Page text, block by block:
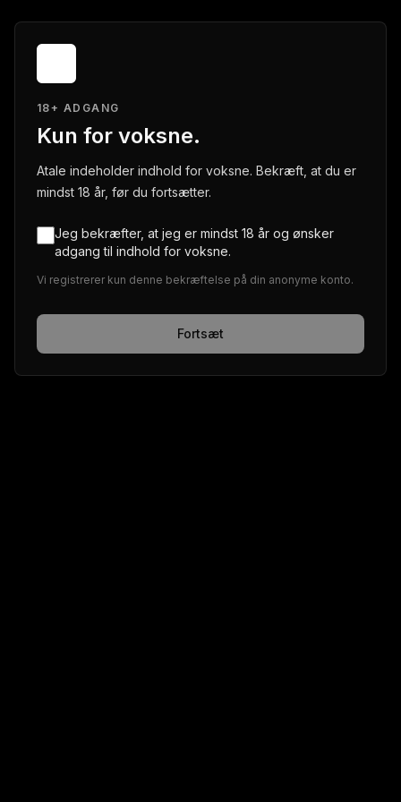
18+ ADGANG
Kun for voksne.
Atale indeholder indhold for voksne. Bekræft, at du er
mindst 18 år, før du fortsætter.
Jeg bekræfter, at jeg er mindst 18 år og ønsker
adgang til indhold for voksne.
Vi registrerer kun denne bekræftelse på din anonyme konto.
Fortsæt